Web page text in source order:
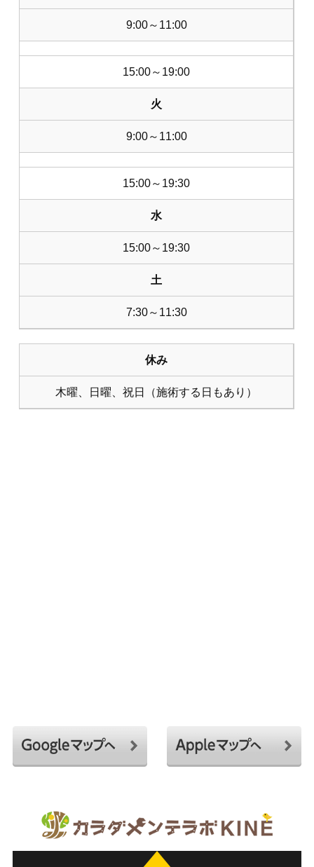
9:00～11:00
15:00～19:00
火
9:00～11:00
15:00～19:30
水
15:00～19:30
土
7:30～11:30
休み
木曜、日曜、祝日（施術する日もあり）